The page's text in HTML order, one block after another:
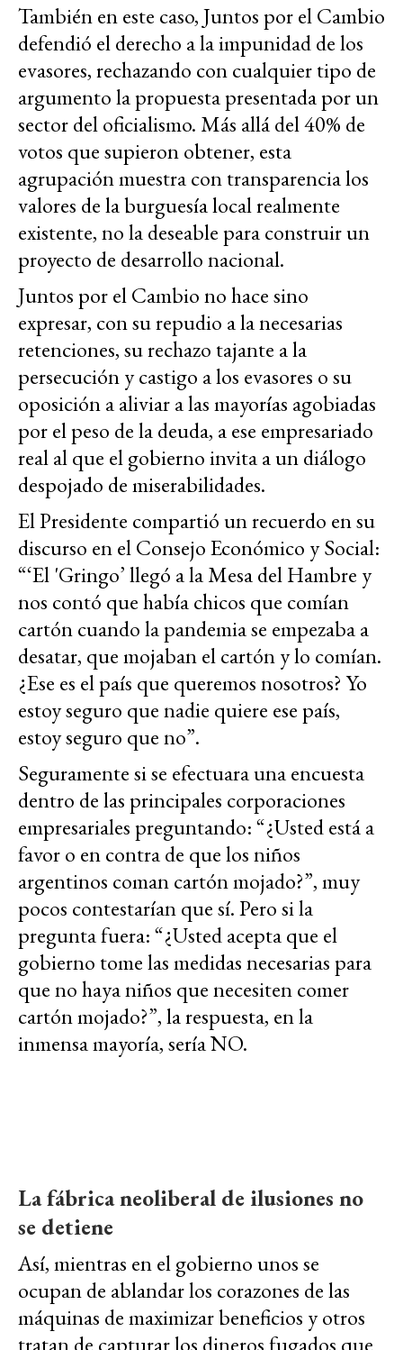
También en este caso, Juntos por el Cambio
defendió el derecho a la impunidad de los
evasores, rechazando con cualquier tipo de
argumento la propuesta presentada por un
sector del oficialismo. Más allá del 40% de
votos que supieron obtener, esta
agrupación muestra con transparencia los
valores de la burguesía local realmente
existente, no la deseable para construir un
proyecto de desarrollo nacional.
Juntos por el Cambio no hace sino
expresar, con su repudio a la necesarias
retenciones, su rechazo tajante a la
persecución y castigo a los evasores o su
oposición a aliviar a las mayorías agobiadas
por el peso de la deuda, a ese empresariado
real al que el gobierno invita a un diálogo
despojado de miserabilidades.
El Presidente compartió un recuerdo en su
discurso en el Consejo Económico y Social:
“‘El 'Gringo’ llegó a la Mesa del Hambre y
nos contó que había chicos que comían
cartón cuando la pandemia se empezaba a
desatar, que mojaban el cartón y lo comían.
¿Ese es el país que queremos nosotros? Yo
estoy seguro que nadie quiere ese país,
estoy seguro que no”.
Seguramente si se efectuara una encuesta
dentro de las principales corporaciones
empresariales preguntando: “¿Usted está a
favor o en contra de que los niños
argentinos coman cartón mojado?”, muy
pocos contestarían que sí. Pero si la
pregunta fuera: “¿Usted acepta que el
gobierno tome las medidas necesarias para
que no haya niños que necesiten comer
cartón mojado?”, la respuesta, en la
inmensa mayoría, sería NO.
La fábrica neoliberal de ilusiones no
se detiene
Así, mientras en el gobierno unos se
ocupan de ablandar los corazones de las
máquinas de maximizar beneficios y otros
tratan de capturar los dineros fugados que